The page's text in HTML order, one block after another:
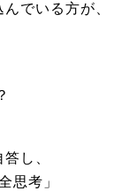
でいる方が、
し、
思考」